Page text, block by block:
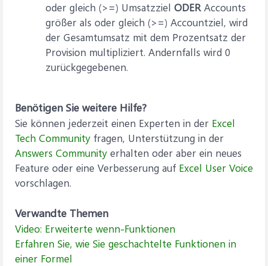
oder gleich (>=) Umsatzziel ODERAccounts
größer als oder gleich (>=) Accountziel, wird
der Gesamtumsatz mit dem Prozentsatz der
Provision multipliziert. Andernfalls wird 0
zurückgegebenen.
Benötigen Sie weitere Hilfe?
Sie können jederzeit einen Experten in der Excel
Tech Community fragen, Unterstützung in der
Answers Community erhalten oder aber ein neues
Feature oder eine Verbesserung auf Excel User Voice
vorschlagen.
Verwandte Themen
Video: Erweiterte wenn-Funktionen
Erfahren Sie, wie Sie geschachtelte Funktionen in
einer Formel